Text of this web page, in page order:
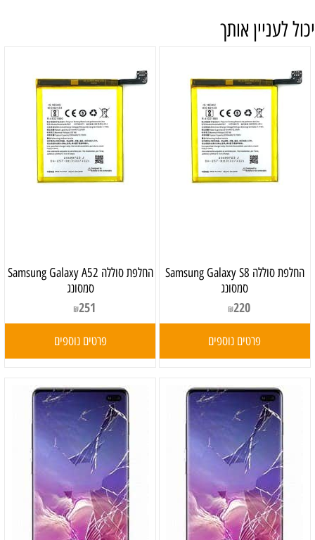
יכול לעניין אותך
‏החלפת סוללה Samsung Galaxy S8
סמסונג
₪220
פרטים נוספים
‏החלפת סוללה Samsung Galaxy A52
סמסונג
₪251
פרטים נוספים